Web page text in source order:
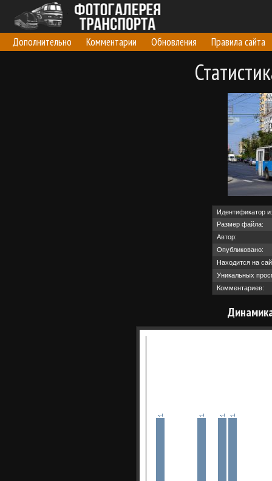
Дополнительно Комментарии Обновления Правила сайта
Идентификатор
Размер файла:
Автор:
Опубликовано:
Находится на
Уникальных
Комментариев: